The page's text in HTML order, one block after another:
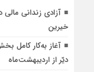
خیرین
آغاز به‌کار کامل
دیّر از اردیبهشت‌ماه